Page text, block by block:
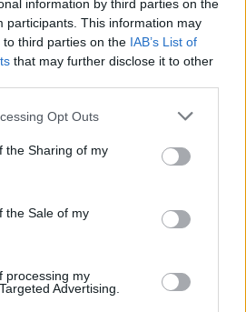
information by third parties on the
participants. This information may
third parties on the IAB’s List of
that may further disclose it to other
Opt Outs
the Sharing of my
the Sale of my
processing my
Advertising.
Ο συνθέτης μίλησε ανοιχτά για την
αχαριστία που βιώνει στον χώρο της
μουσικής, 22 χρόνια μετά τη νίκη της
Ελλάδας στη Eurovision.
Νεαρός στο λιμάνι του Πειραιά:
απίθανη ατάκα στην κάμερα του
στιγμή από το λιμάνι του Πειραιά, την
τις φήμες χωρισμού με τον
Ιωαννίδη: «Διασταυρώστε